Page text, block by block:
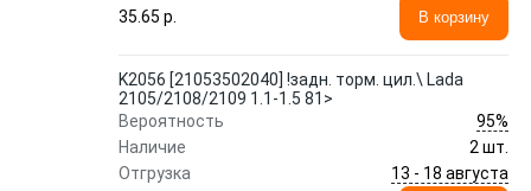
35.65 p.
В корзину
K2056 [21053502040] !задн. торм. цил.\ Lada
2105/2108/2109 1.1-1.5 81>
Вероятность
95%
Наличие
2 шт.
Отгрузка
13 - 18 августа